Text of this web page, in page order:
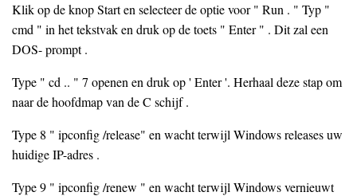
Klik op de knop Start en selecteer de optie voor " Run . " Typ "
cmd " in het tekstvak en druk op de toets " Enter " . Dit zal een
DOS- prompt .
Type " cd .. " 7 openen en druk op ' Enter '. Herhaal deze stap om
naar de hoofdmap van de C schijf .
Type 8 " ipconfig /release" en wacht terwijl Windows releases uw
huidige IP-adres .
Type 9 " ipconfig /renew " en wacht terwijl Windows vernieuwt